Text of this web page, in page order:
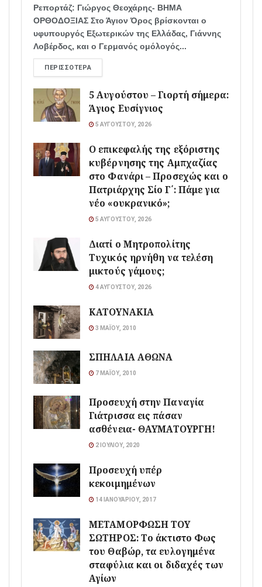
Ρεπορτάζ: Γιώργος Θεοχάρης- ΒΗΜΑ
ΟΡΘΟΔΟΞΙΑΣ Στο Άγιον Όρος βρίσκονται ο
υφυπουργός Εξωτερικών της Ελλάδας, Γιάννης
Λοβέρδος, και ο Γερμανός ομόλογός...
ΠΕΡΙΣΣΌΤΕΡΑ
5 Αυγούστου – Γιορτή σήμερα:
Άγιος Ευσίγνιος
5 ΑΥΓΟΎΣΤΟΥ, 2026
Ο επικεφαλής της εξόριστης
κυβέρνησης της Αμπχαζίας
στο Φανάρι – Προσεχώς και ο
Πατριάρχης Σίο Γ΄: Πάμε για
νέο «ουκρανικό»;
5 ΑΥΓΟΎΣΤΟΥ, 2026
Διατί ο Μητροπολίτης
Τυχικός ηρνήθη να τελέση
μικτούς γάμους;
4 ΑΥΓΟΎΣΤΟΥ, 2026
ΚΑΤΟΥΝΑΚΙΑ
3 ΜΑΪ́ΟΥ, 2010
ΣΠΗΛΑΙΑ ΑΘΩΝΑ
7 ΜΑΪ́ΟΥ, 2010
Προσευχή στην Παναγία
Γιάτρισσα εις πάσαν
ασθένεια- ΘΑΥΜΑΤΟΥΡΓΗ!
2 ΙΟΥΛΊΟΥ, 2020
Προσευχή υπέρ
κεκοιμημένων
14 ΙΑΝΟΥΑΡΊΟΥ, 2017
ΜΕΤΑΜΟΡΦΩΣΗ ΤΟΥ
ΣΩΤΗΡΟΣ: Το άκτιστο Φως
του Θαβώρ, τα ευλογημένα
σταφύλια και οι διδαχές των
Αγίων